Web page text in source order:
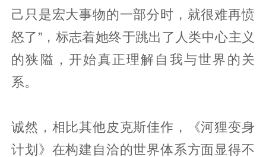
己只是宏大事物的一部分时，就很难再愤
怒了”，标志着她终于跳出了人类中心主义
的狭隘，开始真正理解自我与世界的关
系。
诚然，相比其他皮克斯佳作，《河狸变身
计划》在构建自洽的世界体系方面显得不